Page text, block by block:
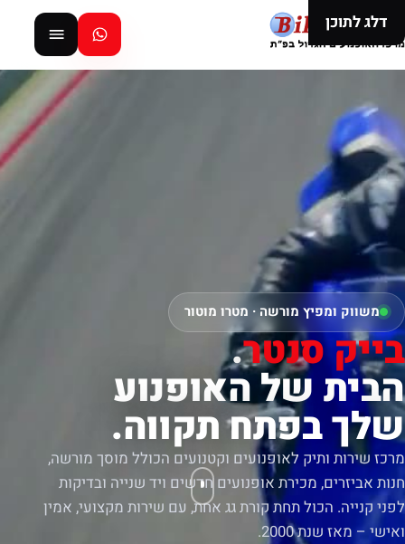
דלג לתוכן
משווק ומפיץ מורשה · מטרו מוטור
בייק סנטר.
הבית של האופנוע
שלך בפתח תקווה.
מרכז שירות ותיק לאופנועים וקטנועים הכולל מוסך מורשה,
חנות אביזרים, מכירת אופנועים חדשים ויד שנייה ובדיקות
לפני קנייה. הכול תחת קורת גג אחת, עם שירות מקצועי, אמין
ואישי – מאז שנת 2000.